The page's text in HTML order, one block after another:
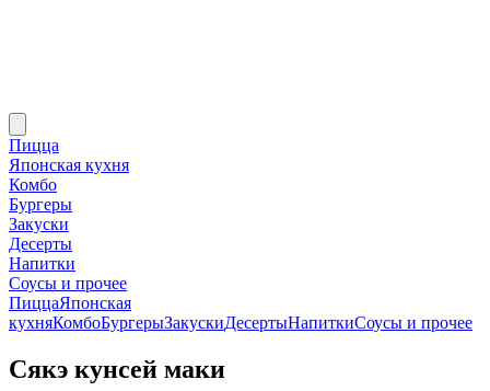
Пицца
Японская кухня
Комбо
Бургеры
Закуски
Десерты
Напитки
Соусы и прочее
ПиццаЯпонская
кухняКомбоБургерыЗакускиДесертыНапиткиСоусы и прочее
Сякэ кунсей маки